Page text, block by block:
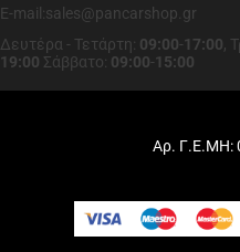
E-mail:sales@pancarshop.gr
Δευτέρα - Τετάρτη: 09:00-17:00,
19:00 Σάββατο: 09:00-15:00
Αρ. Γ.Ε.ΜΗ: